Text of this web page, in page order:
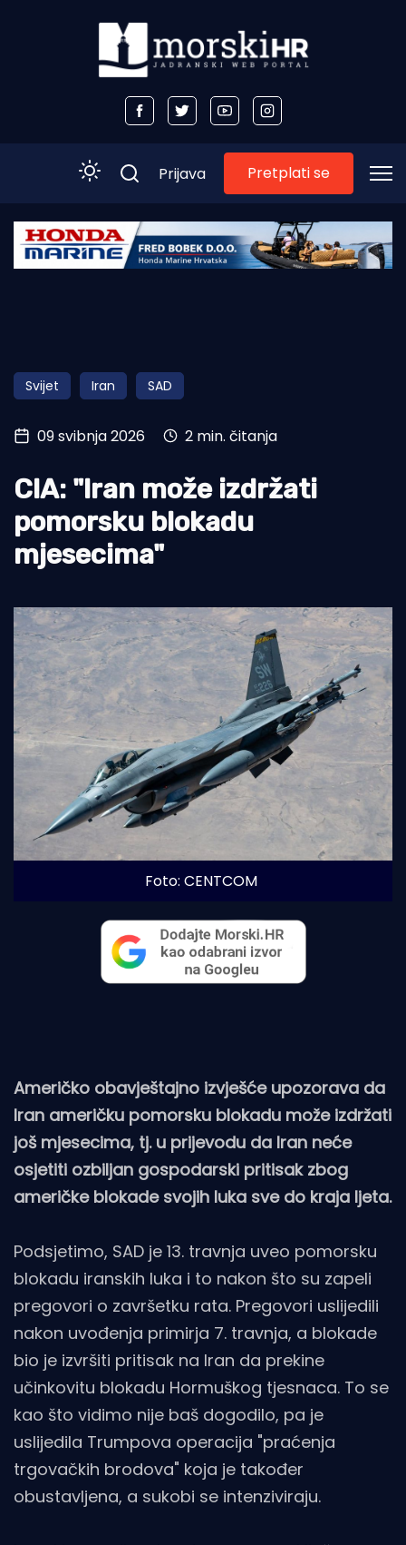
Početna
Obala
Otoci
Turizam i nautika
Pomorstvo
Ribolov
Ekologija
Prijava Pretplati se
Svijet Iran SAD
09 svibnja 2026 2 min. čitanja
CIA: "Iran može izdržati
pomorsku blokadu
mjesecima"
Foto: CENTCOM
Američko obavještajno izvješće upozorava da
Iran američku pomorsku blokadu može izdržati
još mjesecima, tj. u prijevodu da Iran neće
osjetiti ozbiljan gospodarski pritisak zbog
američke blokade svojih luka sve do kraja ljeta.
Podsjetimo, SAD je 13. travnja uveo pomorsku
blokadu iranskih luka i to nakon što su zapeli
pregovori o završetku rata. Pregovori uslijedili
nakon uvođenja primirja 7. travnja, a blokade
bio je izvršiti pritisak na Iran da prekine
učinkovitu blokadu Hormuškog tjesnaca. To se
kao što vidimo nije baš dogodilo, pa je
uslijedila Trumpova operacija "praćenja
trgovačkih brodova" koja je također
obustavljena, a sukobi se intenziviraju.